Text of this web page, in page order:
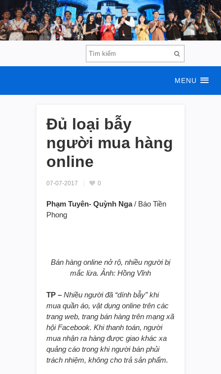
MENU
Đủ loại bẫy
người mua hàng
online
07-07-2017 0
Phạm Tuyên- Quỳnh Nga/ Báo Tiền
Phong
Bán hàng online nở rộ, nhiều người bị
mắc lừa. Ảnh: Hồng Vĩnh
TP – Nhiều người đã “dính bẫy” khi
mua quần áo, vật dụng online trên các
trang web, trang bán hàng trên mạng xã
hội Facebook. Khi thanh toán, người
mua nhận ra hàng được giao khác xa
quảng cáo trong khi người bán phủi
trách nhiệm, không cho trả sản phẩm.